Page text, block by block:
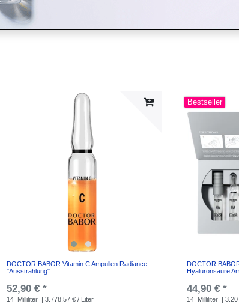
DOCTOR BABOR Vitamin C Ampullen Radiance
"Ausstrahlung"
52,90 € *
14 Milliliter | 3.778,57 € / Liter
Bestseller
DOCTOR
Hyaluronsäure
44,90 € *
14 Milliliter |